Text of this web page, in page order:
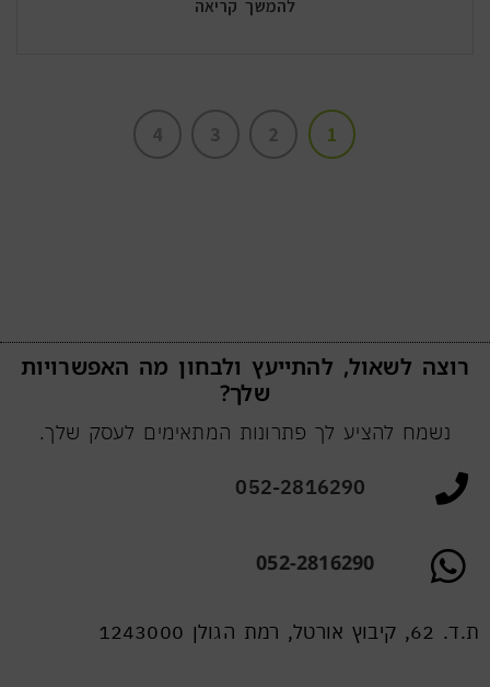
להמשך קריאה
1
2
3
4
רוצה לשאול, להתייעץ ולבחון מה האפשרויות
שלך?
נשמח להציע לך פתרונות המתאימים לעסק שלך.
052-2816290
052-2816290
ת.ד. 62, קיבוץ אורטל, רמת הגולן 1243000